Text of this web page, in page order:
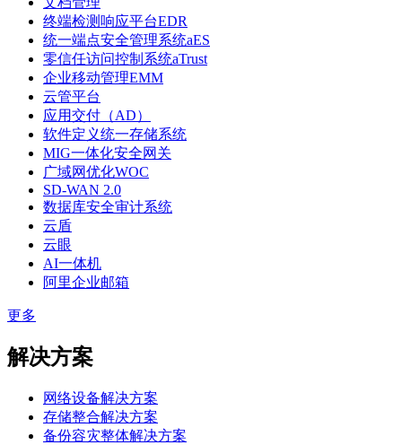
终端检测响应平台EDR
统一端点安全管理系统aES
零信任访问控制系统aTrust
企业移动管理EMM
云管平台
应用交付（AD）
软件定义统一存储系统
MIG一体化安全网关
广域网优化WOC
SD-WAN 2.0
数据库安全审计系统
云盾
云眼
AI一体机
阿里企业邮箱
更多
解决方案
网络设备解决方案
存储整合解决方案
备份容灾整体解决方案